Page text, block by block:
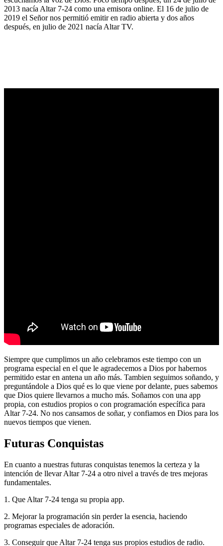
2013 nacía Altar 7-24 como una emisora online. El 16 de julio de
2019 el Señor nos permitió emitir en radio abierta y dos años
después, en julio de 2021 nacía Altar TV.
Siempre que cumplimos un año celebramos este tiempo con un
programa especial en el que le agradecemos a Dios por habernos
permitido estar en antena un año más. Tambien seguimos soñando, y
preguntándole a Dios qué es lo que viene por delante, pues sabemos
que Dios quiere llevarnos a mucho más. Soñamos con una app
propia, con estudios propios o con programación específica para
Altar 7-24. No nos cansamos de soñar, y confiamos en Dios para los
nuevos tiempos que vienen.
Futuras Conquistas
En cuanto a nuestras futuras conquistas tenemos la certeza y la
intención de llevar Altar 7-24 a otro nivel a través de tres mejoras
fundamentales.
1. Que Altar 7-24 tenga su propia app.
2. Mejorar la programación sin perder la esencia, haciendo
programas especiales de adoración.
3. Conseguir que Altar 7-24 tenga sus propios estudios de radio.